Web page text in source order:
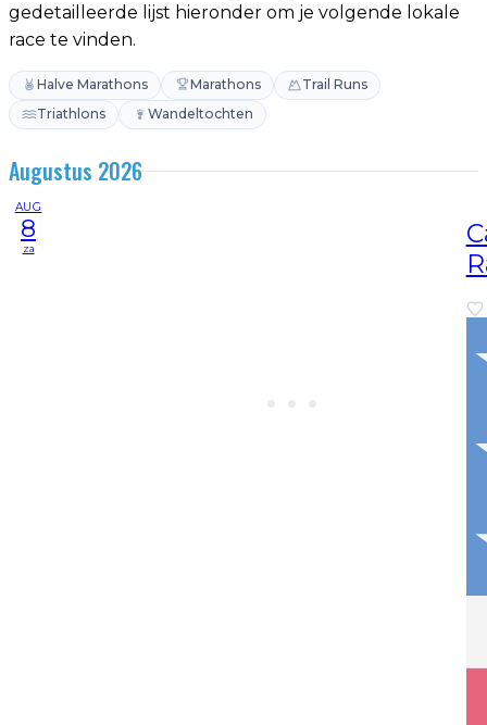
gedetailleerde lijst hieronder om je volgende lokale
race te vinden.
Halve Marathons Marathons
Trail Runs
Triathlons
Wandeltochten
Augustus 2026
AUG
8
za